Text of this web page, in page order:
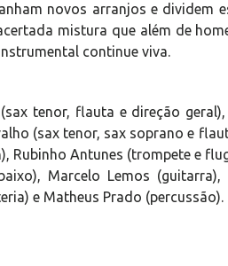
novos arranjos e dividem
mistura que além de
continue viva.
tenor, flauta e direção
(sax tenor, sax soprano e
Rubinho Antunes (trompete e
Marcelo Lemos
e Matheus Prado (percussão).